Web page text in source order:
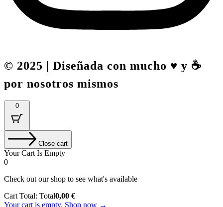
© 2025 | Diseñada con mucho ♥️ y ☕
por nosotros mismos
0
Close cart
Your Cart Is Empty
0
Check out our shop to see what's available
Cart Total: Total0,00 €
Your cart is empty. Shop now →